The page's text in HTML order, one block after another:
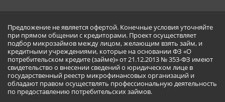
Предложение не является офертой. Конечные условия уточняйте
при прямом общении с кредиторами. Проект осуществляет
подбор микрозаймов между лицом, желающим взять займ, и
кредитными учреждениями, которые на основании ФЗ «О
потребительском кредите (займе)» от 21.12.2013 № 353-ФЗ имеют
свидетельство о внесении сведений о юридическом лице в
государственный реестр микрофинансовых организаций и
обладают правом осуществлять профессиональную деятельность
по предоставлению потребительских займов.